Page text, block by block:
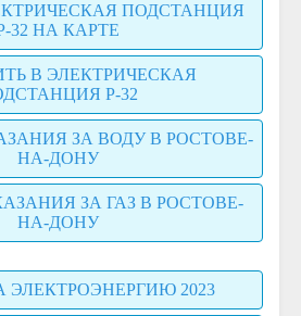
ПОДСТАНЦИЯ
32 НА КАРТЕ
В ЭЛЕКТРИЧЕСКАЯ
Р-32
ЗА ВОДУ В РОСТОВЕ-
НА-ДОНУ
ЗА ГАЗ В РОСТОВЕ-
НА-ДОНУ
2023